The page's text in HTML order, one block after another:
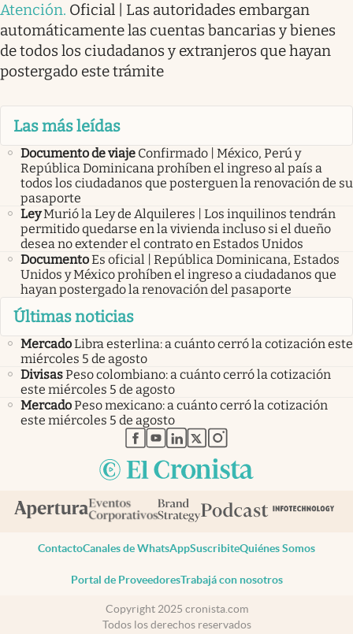
Atención. Oficial | Las autoridades embargan
automáticamente las cuentas bancarias y bienes
de todos los ciudadanos y extranjeros que hayan
postergado este trámite
Las más leídas
Documento de viaje Confirmado | México, Perú y
República Dominicana prohíben el ingreso al país a
todos los ciudadanos que posterguen la renovación de su
pasaporte
LeyMurió la Ley de Alquileres | Los inquilinos tendrán
permitido quedarse en la vivienda incluso si el dueño
desea no extender el contrato en Estados Unidos
DocumentoEs oficial | República Dominicana, Estados
Unidos y México prohíben el ingreso a ciudadanos que
hayan postergado la renovación del pasaporte
Últimas noticias
MercadoLibra esterlina: a cuánto cerró la cotización este
miércoles 5 de agosto
DivisasPeso colombiano: a cuánto cerró la cotización
este miércoles 5 de agosto
MercadoPeso mexicano: a cuánto cerró la cotización
este miércoles 5 de agosto
abre en nueva pestaña
abre en nueva pestaña
abre en nueva pestaña
abre en nueva pestaña
abre en nueva pestaña
ContactoCanales de WhatsAppSuscribiteQuiénes Somos
Portal de ProveedoresTrabajá con nosotros
Copyright 2025 cronista.com
Todos los derechos reservados